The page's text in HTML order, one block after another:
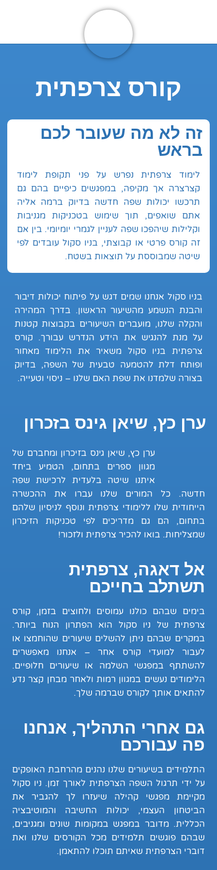
קורס צרפתית
זה לא מה שעובר לכם
בראש
לימוד צרפתית נפרש על פני תקופת לימוד
קצרצרה אך מקיפה, במפגשים כיפיים בהם גם
תרכשו יכולות שפה חדשה בדיוק ברמה אליה
אתם שואפים, תוך שימוש בטכניקות מגניבות
וקלילות שיהפכו שפה לעניין לגמרי יומיומי. בין אם
זה קורס פרטי או קבוצתי, בניו סקול עובדים לפי
שיטה שמבוססת על תוצאות בשטח.
בניו סקול אנחנו שמים דגש על פיתוח יכולות דיבור
והבנת הנשמע מהשיעור הראשון. בדרך המהירה
והקלה שלנו, מועברים השיעורים בקבוצות קטנות
על מנת להנגיש את הידע הנדרש עבורך. קורס
צרפתית בניו סקול משאיר את הלימוד מאחור
ופותח דלת להטמעה טבעית של השפה, בדיוק
בצורה שלמדנו את שפת האם שלנו – ניסוי וטעייה.
ערן כץ, שיאן גינס בזכרון
ערן כץ, שיאן גינס בזיכרון ומחברם של
מגוון ספרים בתחום, הטמיע ביחד
איתנו שיטה בלעדית לרכישת שפה
חדשה. כל המורים שלנו עברו את ההכשרה
הייחודית שלו ללימודי צרפתית ונוסף לניסיון שלהם
בתחום, הם גם מדריכים לפי טכניקות הזיכרון
שמצליחות. בואו להכיר צרפתית ולזכור!
אל דאגה, צרפתית
תשתלב בחייכם
בימים שבהם כולנו עמוסים ולחוצים בזמן, קורס
צרפתית של ניו סקול הוא הפתרון הנוח ביותר.
במקרים שבהם ניתן להשלים שיעורים שהוחמצו או
לעבור למועדי קורס אחר – אנחנו מאפשרים
להשתתף במפגשי השלמה או שיעורים חלופיים.
הלימודים נעשים במגוון רמות ולאחר מבחן קצר נדע
להתאים אותך לקורס שברמה שלך.
גם אחרי התהליך, אנחנו
פה עבורכם
התלמידים בשיעורים שלנו נהנים מהרחבת האופקים
על ידי תרגול השפה הצרפתית לאורך זמן. ניו סקול
מקיימת מפגשי קהילה שיעזרו לך להגביר את
הביטחון העצמי, יכולות החשיבה והמוטיבציה
הכללית. מדובר במפגש במקומות שונים ומגניבים,
שבהם פוגשים תלמידים מכל הקורסים שלנו ואת
דוברי הצרפתית שאיתם תוכלו להתאמן.